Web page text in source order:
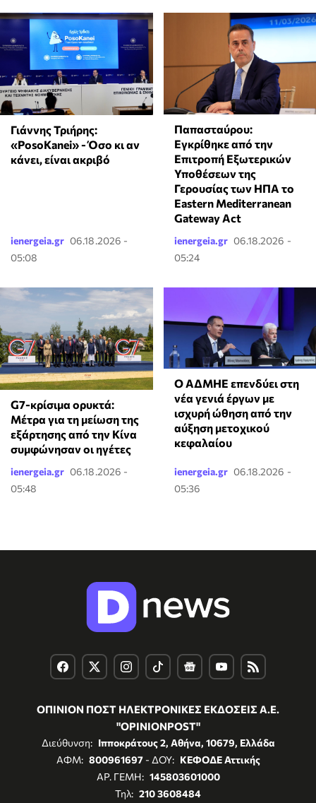
Γιάννης Τριήρης:
«PosoKanei» - Όσο κι αν
κάνει, είναι ακριβό
ienergeia.gr 06.18.2026 -
05:08
Παπασταύρου:
Εγκρίθηκε από την
Επιτροπή Εξωτερικών
Υποθέσεων της
Γερουσίας των ΗΠΑ το
Eastern Mediterranean
Gateway Act
ienergeia.gr 06.18.2026 -
05:24
G7-κρίσιμα ορυκτά:
Μέτρα για τη μείωση της
εξάρτησης από την Κίνα
συμφώνησαν οι ηγέτες
ienergeia.gr 06.18.2026 -
05:48
Ο ΑΔΜΗΕ επενδύει στη
νέα γενιά έργων με
ισχυρή ώθηση από την
αύξηση μετοχικού
κεφαλαίου
ienergeia.gr 06.18.2026 -
05:36
ΟΠΙΝΙΟΝ ΠΟΣΤ ΗΛΕΚΤΡΟΝΙΚΕΣ ΕΚΔΟΣΕΙΣ Α.Ε.
"OPINIONPOST"
Διεύθυνση: Ιπποκράτους 2, Αθήνα, 10679, Ελλάδα
ΑΦΜ: 800961697- ΔΟΥ: ΚΕΦΟΔΕ Αττικής
ΑΡ. ΓΕΜΗ: 145803601000
Τηλ: 210 3608484